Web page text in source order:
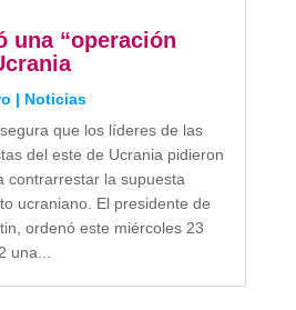
una “operación
| Noticias
que los líderes de las
del este de Ucrania pidieron
contrarrestar la supuesta
ucraniano. El presidente de
ordenó este miércoles 23
una...